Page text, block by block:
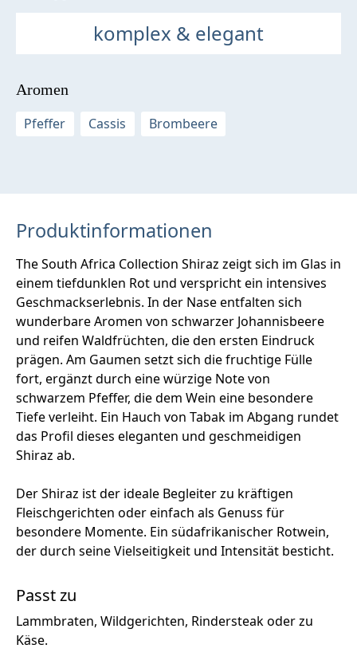
komplex & elegant
Aromen
Pfeffer
Cassis Brombeere
Produktinformationen
The South Africa Collection Shiraz zeigt sich im Glas in
einem tiefdunklen Rot und verspricht ein intensives
Geschmackserlebnis. In der Nase entfalten sich
wunderbare Aromen von schwarzer Johannisbeere
und reifen Waldfrüchten, die den ersten Eindruck
prägen. Am Gaumen setzt sich die fruchtige Fülle
fort, ergänzt durch eine würzige Note von
schwarzem Pfeffer, die dem Wein eine besondere
Tiefe verleiht. Ein Hauch von Tabak im Abgang rundet
das Profil dieses eleganten und geschmeidigen
Shiraz ab.
Der Shiraz ist der ideale Begleiter zu kräftigen
Fleischgerichten oder einfach als Genuss für
besondere Momente. Ein südafrikanischer Rotwein,
der durch seine Vielseitigkeit und Intensität besticht.
Passt zu
Lammbraten, Wildgerichten, Rindersteak oder zu
Käse.